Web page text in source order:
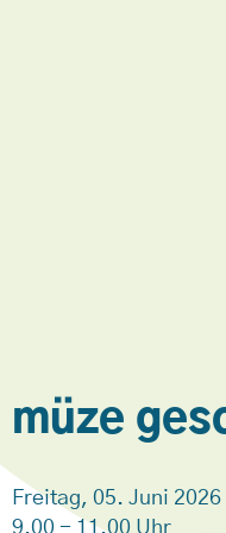
müze
Freitag, 05. Juni 2026
9.00 - 11.00 Uhr